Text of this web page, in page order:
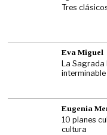
Tres
Eva Miguel
La Sagrada
interminable
Eugenia
10 planes
cultura